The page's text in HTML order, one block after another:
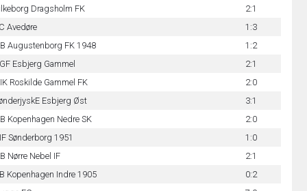
Dragsholm FK
2:1
Avedøre
1:3
Augustenborg FK 1948
1:2
Esbjerg Gammel
2:1
Roskilde Gammel FK
2:0
Esbjerg Øst
3:1
Kopenhagen Nedre SK
2:0
Sønderborg 1951
1:0
Nørre Nebel IF
2:1
Kopenhagen Indre 1905
0:2